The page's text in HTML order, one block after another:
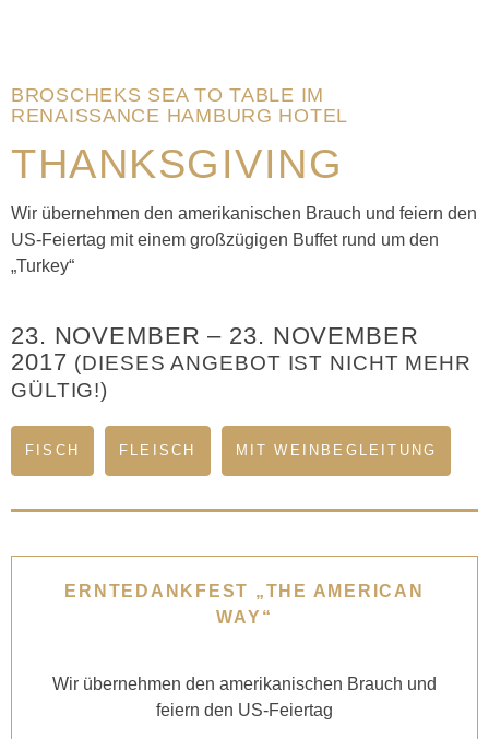
BROSCHEKS SEA TO TABLE IM
RENAISSANCE HAMBURG HOTEL
THANKSGIVING
Wir übernehmen den amerikanischen Brauch und feiern den
US-Feiertag mit einem großzügigen Buffet rund um den
„Turkey“
23. NOVEMBER – 23. NOVEMBER
2017 (DIESES ANGEBOT IST NICHT MEHR
GÜLTIG!)
FISCH FLEISCH MIT WEINBEGLEITUNG
ERNTEDANKFEST „THE AMERICAN
WAY“
Wir übernehmen den amerikanischen Brauch und
feiern den US-Feiertag